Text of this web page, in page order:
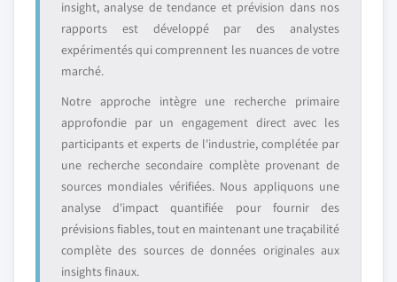
insight, analyse de tendance et prévision dans nos
rapports est développé par des analystes
expérimentés qui comprennent les nuances de votre
marché.
Notre approche intègre une recherche primaire
approfondie par un engagement direct avec les
participants et experts de l'industrie, complétée par
une recherche secondaire complète provenant de
sources mondiales vérifiées. Nous appliquons une
analyse d'impact quantifiée pour fournir des
prévisions fiables, tout en maintenant une traçabilité
complète des sources de données originales aux
insights finaux.